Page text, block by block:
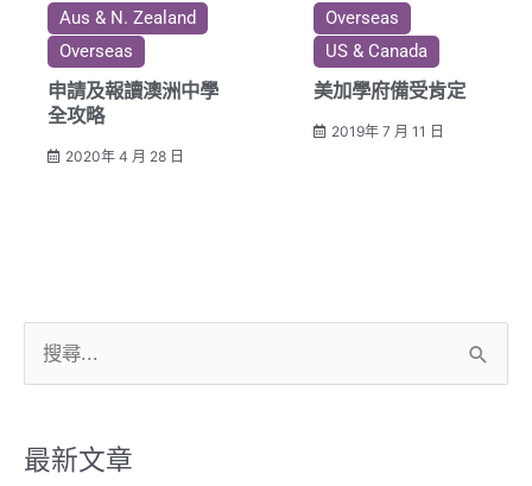
Aus & N. Zealand
Overseas
申請及報讀澳洲中學
全攻略
2020年 4 月 28 日
Overseas
US & Canada
美加學府備受肯定
2019年 7 月 11 日
尋
鍵
最新文章